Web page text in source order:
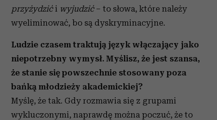
przyżydzić i wyjudzić– to słowa, które należy
wyeliminować, bo są dyskryminacyjne.
Ludzie czasem traktują język włączający jako
niepotrzebny wymysł. Myślisz, że jest szansa,
że stanie się powszechnie stosowany poza
bańką młodzieży akademickiej?
Myślę, że tak. Gdy rozmawia się z grupami
wykluczonymi, naprawdę można poczuć, że to